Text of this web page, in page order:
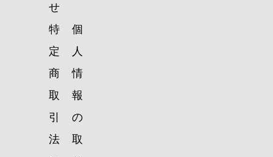
せ
特
定
商
取
引
法
個
人
情
報
の
取